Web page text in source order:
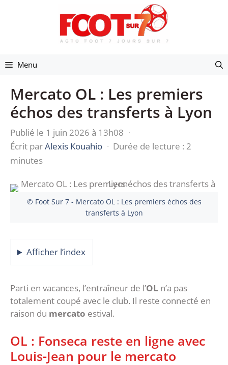
Menu
Mercato OL : Les premiers
échos des transferts à Lyon
Publié le 1 juin 2026 à 13h08 ·
Écrit parAlexis Kouahio · Durée de lecture : 2
minutes
© Foot Sur 7 - Mercato OL : Les premiers échos des
transferts à Lyon
Afficher l’index
Parti en vacances, l’entraîneur de l’OL n’a pas
totalement coupé avec le club. Il reste connecté en
raison du mercato estival.
OL : Fonseca reste en ligne avec
Louis-Jean pour le mercato